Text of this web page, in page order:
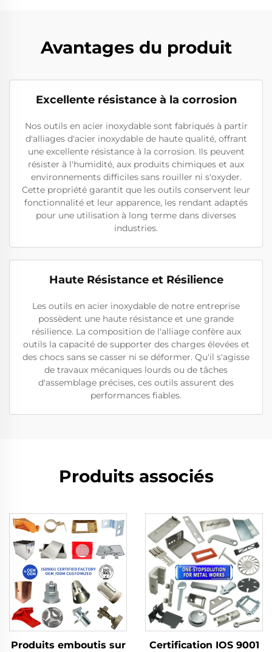
Avantages du produit
Excellente résistance à la corrosion
Nos outils en acier inoxydable sont fabriqués à partir
d'alliages d'acier inoxydable de haute qualité, offrant
une excellente résistance à la corrosion. Ils peuvent
résister à l'humidité, aux produits chimiques et aux
environnements difficiles sans rouiller ni s'oxyder.
Cette propriété garantit que les outils conservent leur
fonctionnalité et leur apparence, les rendant adaptés
pour une utilisation à long terme dans diverses
industries.
Haute Résistance et Résilience
Les outils en acier inoxydable de notre entreprise
possèdent une haute résistance et une grande
résilience. La composition de l'alliage confère aux
outils la capacité de supporter des charges élevées et
des chocs sans se casser ni se déformer. Qu'il s'agisse
de travaux mécaniques lourds ou de tâches
d'assemblage précises, ces outils assurent des
performances fiables.
Produits associés
Produits emboutis sur
Certification IOS 9001